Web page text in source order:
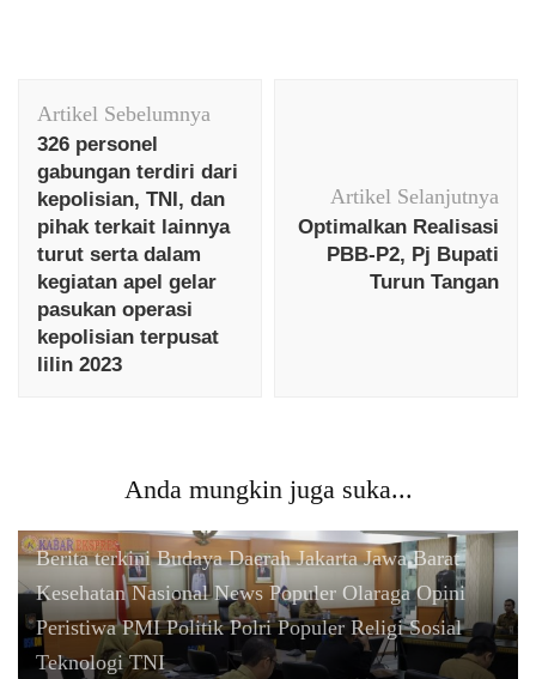
Artikel
Artikel Sebelumnya
326 personel
gabungan terdiri dari
kepolisian, TNI, dan
pihak terkait lainnya
turut serta dalam
kegiatan apel gelar
pasukan operasi
kepolisian terpusat
lilin 2023
Artikel Selanjutnya
Optimalkan Realisasi
PBB-P2, Pj Bupati
Turun Tangan
Anda mungkin juga suka...
Berita terkini Budaya Daerah Jakarta Jawa Barat
Kesehatan Nasional News Populer Olaraga Opini
Peristiwa PMI Politik Polri Populer Religi Sosial
Teknologi TNI